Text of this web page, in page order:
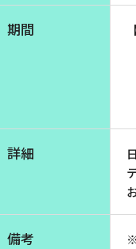
期間
詳細
備考